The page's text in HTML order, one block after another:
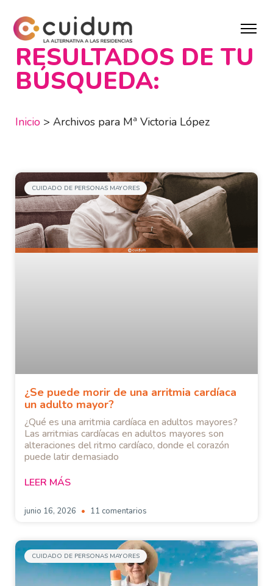
RESULTADOS DE TU
BÚSQUEDA:
Inicio > Archivos para Mª Victoria López
CUIDADO DE PERSONAS MAYORES
¿Se puede morir de una arritmia cardíaca
un adulto mayor?
¿Qué es una arritmia cardíaca en adultos mayores?
Las arritmias cardíacas en adultos mayores son
alteraciones del ritmo cardíaco, donde el corazón
puede latir demasiado
LEER MÁS
junio 16, 2026 11 comentarios
CUIDADO DE PERSONAS MAYORES